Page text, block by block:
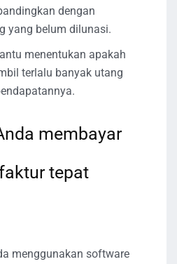
dengan
yang belum dilunasi.
menentukan apakah
terlalu banyak utang
membayar
tepat
menggunakan software